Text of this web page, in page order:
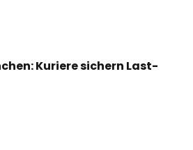
Kuriere sichern Last-